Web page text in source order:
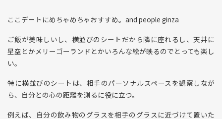
ここデートにめちゃめちゃおすすめ。and people ginza
ご飯が美味しいし、横並びのシートだから隣に座れるし、天井に
星空とかメリーゴーランドとかいろんな絵が映るのでとっても楽し
い。
特に横並びのシートは、相手のパーソナルスペースを観察しなが
ら、自分との心の距離を測るに役に立つ。
例えば、自分の飲み物のグラスを相手のグラスに近づけて置いた